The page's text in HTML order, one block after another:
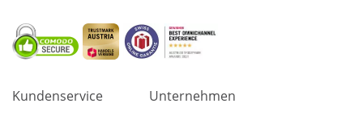
Kundenservice Unternehmen